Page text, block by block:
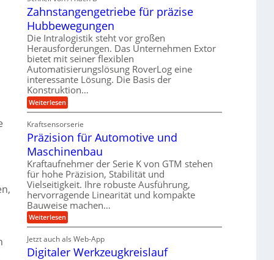
V
e
r
g
l
e
i
c
h
u
g
e
l
g
e
w
i
n
d
e
r
i
e
b
e
f
ü
r
r
r
t
U
m
s
a
t
z
u
n
d
A
u
f
t
r
a
g
s
i
n
h
A
r
b
e
i
t
s
l
o
s
e
,
w
e
n
i
g
e
r
S
Zahnstangengetriebe für präzise
Hubbewegungen
Die Intralogistik steht vor großen
Herausforderungen. Das Unternehmen Extor
bietet mit seiner flexiblen
Automatisierungslösung RoverLog eine
interessante Lösung. Die Basis der
Konstruktion…
Weiterlesen:
Z
h
n
s
t
a
n
g
e
n
g
e
t
r
i
b
Kraftsensorserie
Präzision für Automotive und
Maschinenbau
Kraftaufnehmer der Serie K von GTM stehen
für hohe Präzision, Stabilität und
Vielseitigkeit. Ihre robuste Ausführung,
hervorragende Linearität und kompakte
Bauweise machen…
Weiterlesen:
P
ä
z
Jetzt auch als Web-App
Digitaler Werkzeugkreislauf